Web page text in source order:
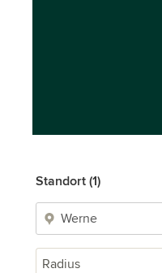
Standort (1)
Radius